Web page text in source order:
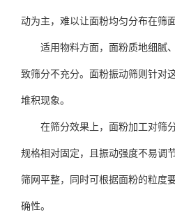
动为主，难以让面粉均匀分布在筛面
适用物料方面，面粉质地细腻、
致筛分不充分。面粉振动筛则针对
堆积现象。
在筛分效果上，面粉加工对筛分
规格相对固定，且振动强度不易
筛网平整，同时可根据面粉的粒度
确性。